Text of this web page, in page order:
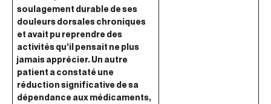
soulagement durable de ses
douleurs dorsales chroniques
et avait pu reprendre des
activités qu’il pensait ne plus
jamais apprécier. Un autre
patient a constaté une
réduction significative de sa
dépendance aux médicaments,